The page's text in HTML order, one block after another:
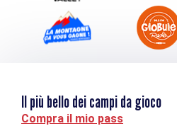
Il più bello dei campi da gioco
Compra il mio pass